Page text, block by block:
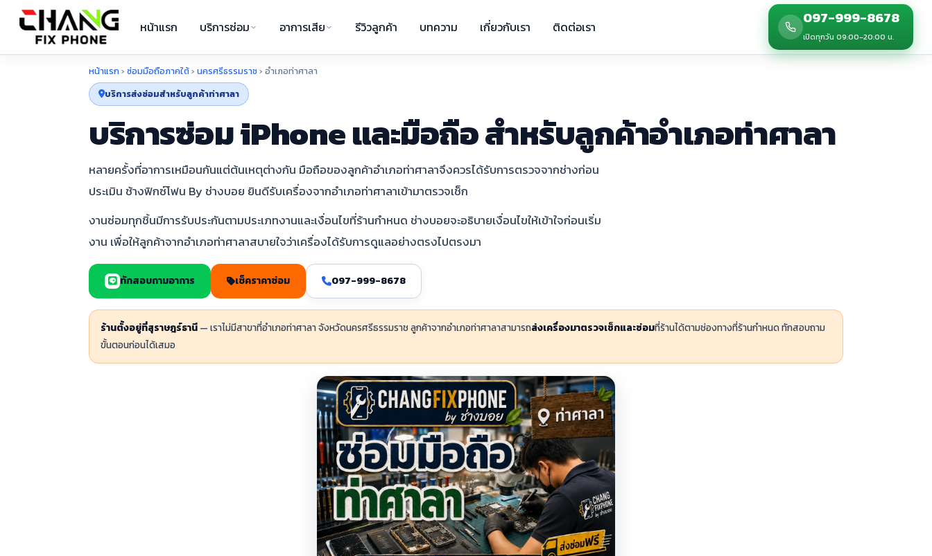
หน้าแรก บริการซ่อม อาการเสีย รีวิวลูกค้า บทความ เกี่ยวกับเรา ติดต่อเรา 097-999-8678
เปิดทุกวัน 09:00–20:00 น.
หน้าแรก › ซ่อมมือถือภาคใต้› นครศรีธรรมราช › อำเภอท่าศาลา
บริการส่งซ่อมสำหรับลูกค้าท่าศาลา
บริการซ่อม iPhone และมือถือ สำหรับลูกค้าอำเภอท่าศาลา
หลายครั้งที่อาการเหมือนกันแต่ต้นเหตุต่างกัน มือถือของลูกค้าอำเภอท่าศาลาจึงควรได้รับการตรวจจากช่างก่อน
ประเมิน ช้างฟิกซ์โฟน By ช่างบอย ยินดีรับเครื่องจากอำเภอท่าศาลาเข้ามาตรวจเช็ก
งานซ่อมทุกชิ้นมีการรับประกันตามประเภทงานและเงื่อนไขที่ร้านกำหนด ช่างบอยจะอธิบายเงื่อนไขให้เข้าใจก่อนเริ่ม
งาน เพื่อให้ลูกค้าจากอำเภอท่าศาลาสบายใจว่าเครื่องได้รับการดูแลอย่างตรงไปตรงมา
ทักสอบถามอาการ เช็คราคาซ่อม 097-999-8678
ร้านตั้งอยู่ที่สุราษฎร์ธานี — เราไม่มีสาขาที่อำเภอท่าศาลา จังหวัดนครศรีธรรมราช ลูกค้าจากอำเภอท่าศาลาสามารถส่งเครื่องมาตรวจเช็กและซ่อมที่ร้านได้ตามช่องทางที่ร้านกำหนด ทักสอบถาม
ขั้นตอนก่อนได้เสมอ